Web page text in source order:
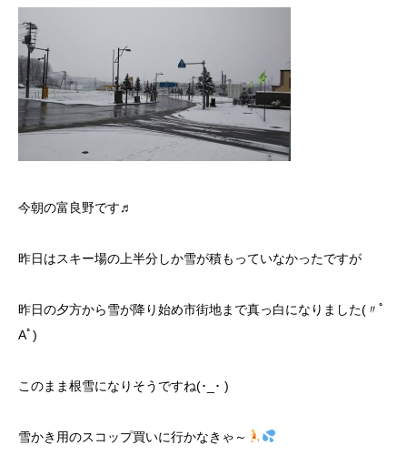
今朝の富良野です♬
昨日はスキー場の上半分しか雪が積もっていなかったですが
昨日の夕方から雪が降り始め市街地まで真っ白になりました(〃ﾟ
Aﾟ)
このまま根雪になりそうですね(･_･ )
雪かき用のスコップ買いに行かなきゃ～